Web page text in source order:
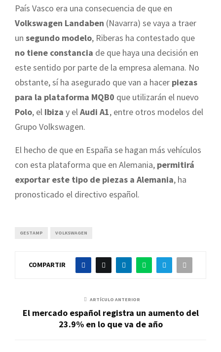
País Vasco era una consecuencia de que en
Volkswagen Landaben (Navarra) se vaya a traer
un segundo modelo, Riberas ha contestado que
no tiene constancia de que haya una decisión en
este sentido por parte de la empresa alemana. No
obstante, sí ha asegurado que van a hacer piezas
para la plataforma MQB0 que utilizarán el nuevo
Polo, el Ibiza y elAudi A1, entre otros modelos del
Grupo Volkswagen.
El hecho de que en España se hagan más vehículos
con esta plataforma que en Alemania, permitirá
exportar este tipo de piezas a Alemania, ha
pronosticado el directivo español.
GESTAMP VOLKSWAGEN
COMPARTIR
ARTÍCULO ANTERIOR
El mercado español registra un aumento del
23.9% en lo que va de año